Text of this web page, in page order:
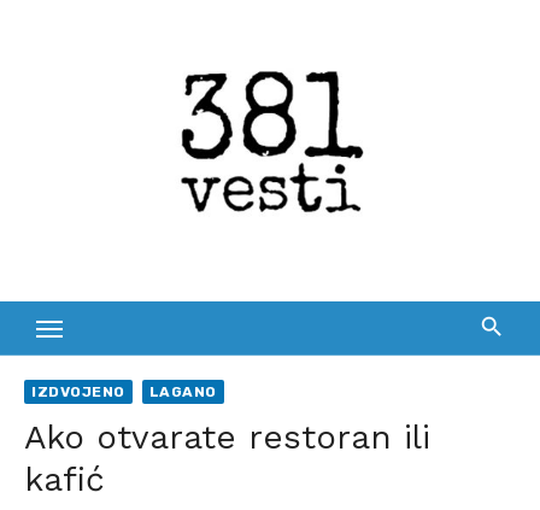
IZDVOJENO LAGANO
Ako otvarate restoran ili
kafić